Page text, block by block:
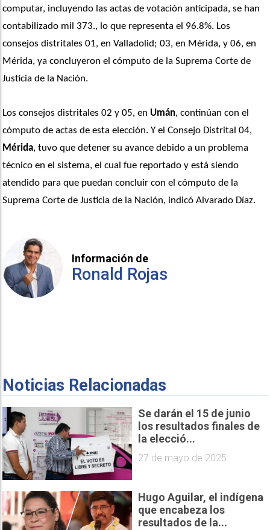
computar, incluyendo las actas de votación anticipada, se han
contabilizado mil 373., lo que representa el 96.8%. Los
consejos distritales 01, en Valladolid; 03, en Mérida, y 06, en
Mérida, ya concluyeron el cómputo de la Suprema Corte de
Justicia de la Nación.
Los consejos distritales 02 y 05, en Umán, continúan con el
Mérida, tuvo que detener su avance debido a un problema
técnico en el sistema, el cual fue reportado y está siendo
atendido para que puedan concluir con el cómputo de la
Suprema Corte de Justicia de la Nación, indicó Alvarado Díaz.
Información de
Ronald Rojas
Noticias Relacionadas
Se darán el 15 de junio
los resultados finales de
la elecció...
27 de mayo de 2025
Hugo Aguilar, el indígena
que encabeza los
resultados de la...